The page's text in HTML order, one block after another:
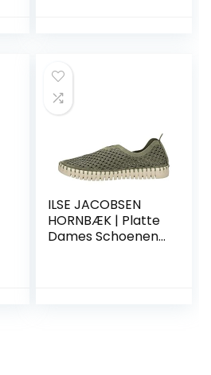
ILSE JACOBSEN
HORNBÆK | Platte
Dames Schoenen |